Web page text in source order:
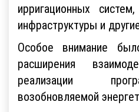
ирригационных
инфраструктуры и
Особое внимание
расширения
реализации
возобновляемой